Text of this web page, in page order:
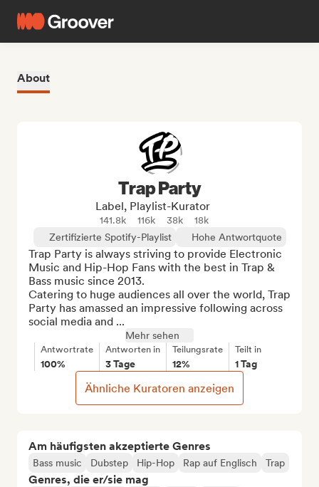
About
Am häufigsten akzeptierte Genres
Bass music Dubstep Hip-Hop Rap auf Englisch Trap
Genres, die er/sie mag
Trap Party
Label, Playlist-Kurator
141.8k 116k 38k
18k
Zertifizierte Spotify-Playlist
Hohe Antwortquote
Trap Party is always striving to provide Electronic
Music and Hip-Hop Fans with the best in Trap &
Bass music since 2013.
Catering to huge audiences all over the world, Trap
Party has amassed an impressive following across
social media and ...
Mehr sehen
Antwortrate
100%
Antworten in
3 Tage
Teilungsrate
12%
Teilt in
1 Tag
Ähnliche Kuratoren anzeigen